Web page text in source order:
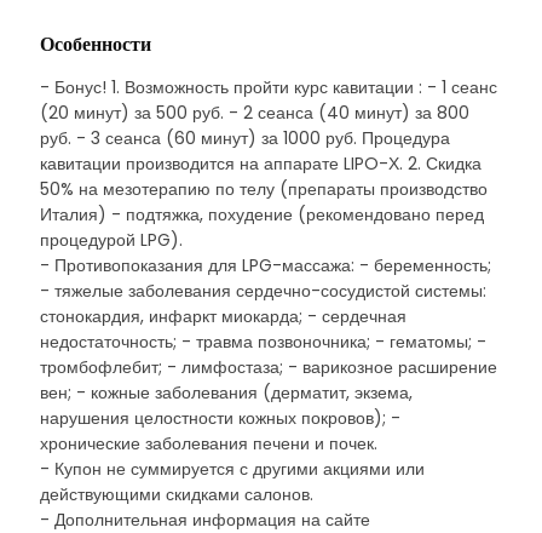
Особенности
- Бонус! 1. Возможность пройти курс кавитации : - 1 сеанс
(20 минут) за 500 руб. - 2 сеанса (40 минут) за 800
руб. - 3 сеанса (60 минут) за 1000 руб. Процедура
кавитации производится на аппарате LIPO-Х. 2. Скидка
50% на мезотерапию по телу (препараты производство
Италия) - подтяжка, похудение (рекомендовано перед
процедурой LPG).
- Противопоказания для LPG-массажа: - беременность;
- тяжелые заболевания сердечно-сосудистой системы:
стонокардия, инфаркт миокарда; - сердечная
недостаточность; - травма позвоночника; - гематомы; -
тромбофлебит; - лимфостаза; - варикозное расширение
вен; - кожные заболевания (дерматит, экзема,
нарушения целостности кожных покровов); -
хронические заболевания печени и почек.
- Купон не суммируется с другими акциями или
действующими скидками салонов.
- Дополнительная информация на сайте